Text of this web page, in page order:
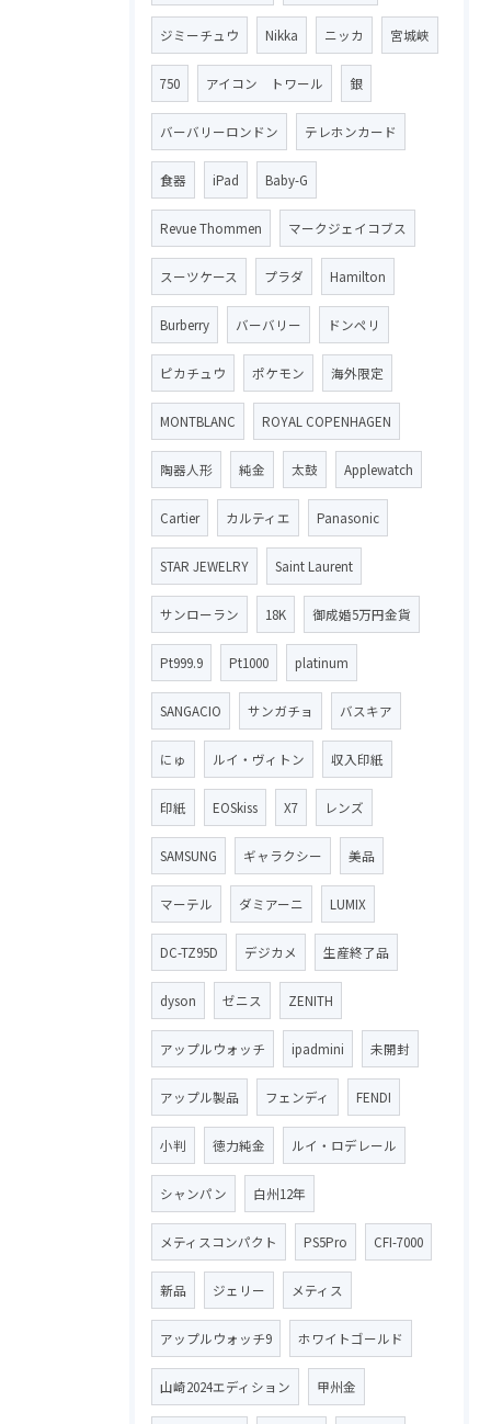
ジミーチュウ Nikka ニッカ 宮城峡
750 アイコン トワール 銀
バーバリーロンドン テレホンカード
食器 iPad Baby-G
Revue Thommen マークジェイコブス
スーツケース プラダ Hamilton
Burberry バーバリー ドンペリ
ピカチュウ ポケモン 海外限定
MONTBLANC ROYAL COPENHAGEN
陶器人形 純金 太鼓 Applewatch
Cartier カルティエ Panasonic
STAR JEWELRY Saint Laurent
サンローラン 18K 御成婚5万円金貨
Pt999.9 Pt1000 platinum
SANGACIO サンガチョ バスキア
にゅ ルイ・ヴィトン 収入印紙
印紙 EOSkiss X7 レンズ
SAMSUNG ギャラクシー 美品
マーテル ダミアーニ LUMIX
DC-TZ95D デジカメ 生産終了品
dyson ゼニス ZENITH
アップルウォッチ ipadmini 未開封
アップル製品 フェンディ FENDI
小判 徳力純金 ルイ・ロデレール
シャンパン 白州12年
メティスコンパクト PS5Pro CFI-7000
新品 ジェリー メティス
アップルウォッチ9 ホワイトゴールド
山崎2024エディション 甲州金